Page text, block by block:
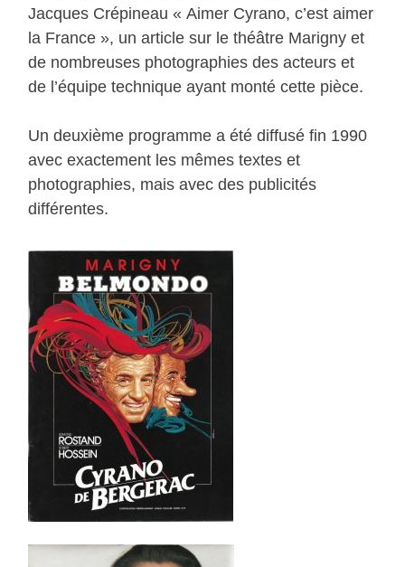
Jacques Crépineau « Aimer Cyrano, c’est aimer
la France », un article sur le théâtre Marigny et
de nombreuses photographies des acteurs et
de l’équipe technique ayant monté cette pièce.
Un deuxième programme a été diffusé fin 1990
avec exactement les mêmes textes et
photographies, mais avec des publicités
différentes.